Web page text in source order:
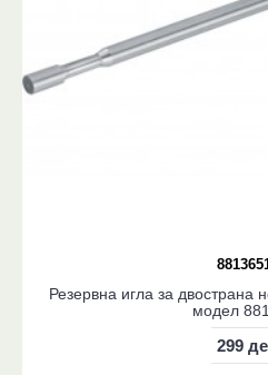
Резервна игла за двострана
модел
299